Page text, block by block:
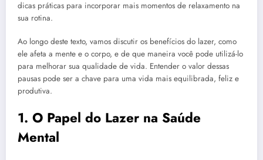
dicas práticas para incorporar mais momentos de relaxamento na
sua rotina.
Ao longo deste texto, vamos discutir os benefícios do lazer, como
ele afeta a mente e o corpo, e de que maneira você pode utilizá-lo
para melhorar sua qualidade de vida. Entender o valor dessas
pausas pode ser a chave para uma vida mais equilibrada, feliz e
produtiva.
1. O Papel do Lazer na Saúde
Mental